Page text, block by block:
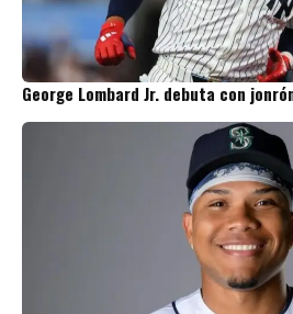
George Lombard Jr. debuta con